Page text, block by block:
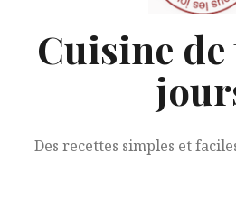
Cuisine de
Des recettes simples et